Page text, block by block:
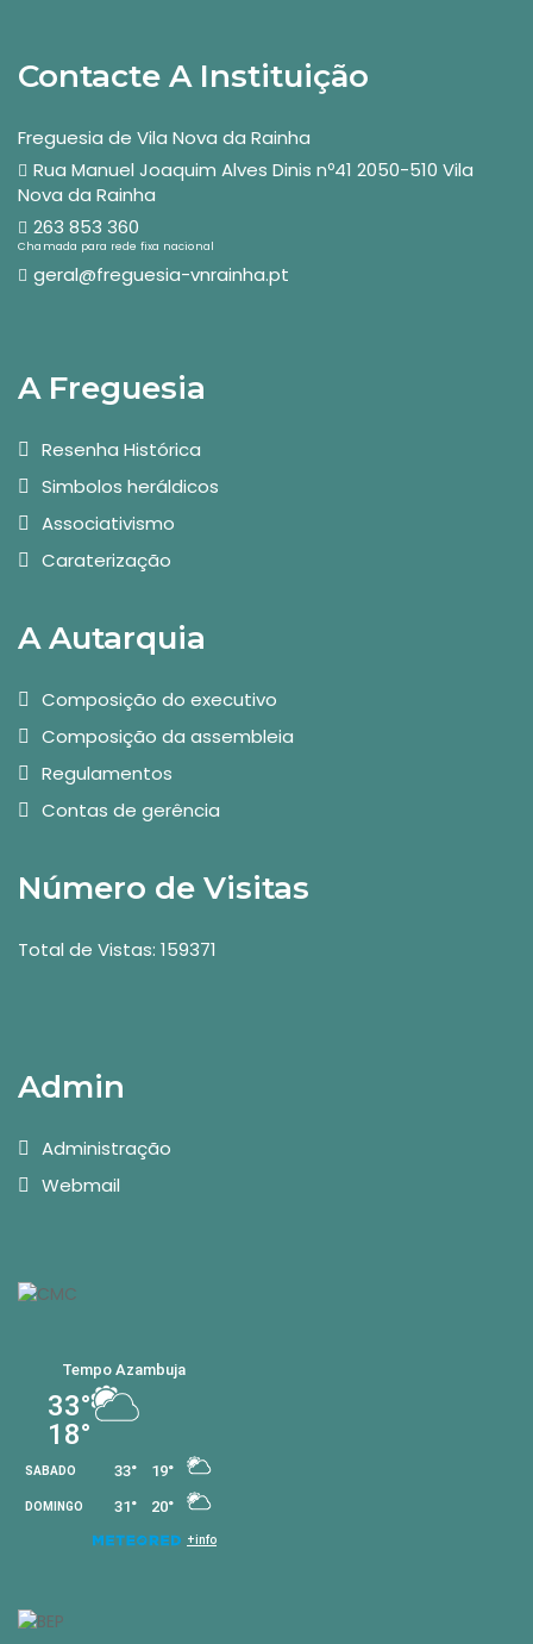
Contacte A Instituição
Freguesia de Vila Nova da Rainha
Rua Manuel Joaquim Alves Dinis nº41 2050-510 Vila
Nova da Rainha
263 853 360
Chamada para rede fixa nacional
geral@freguesia-vnrainha.pt
A Freguesia
Resenha Histórica
Simbolos heráldicos
Associativismo
Caraterização
A Autarquia
Composição do executivo
Composição da assembleia
Regulamentos
Contas de gerência
Número de Visitas
Total de Vistas: 159371
Admin
Administração
Webmail